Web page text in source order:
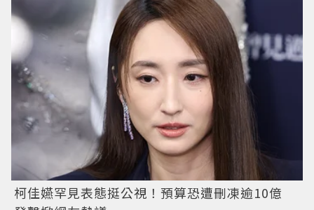
柯佳嬿罕見表態挺公視！預算恐遭刪凍逾10億